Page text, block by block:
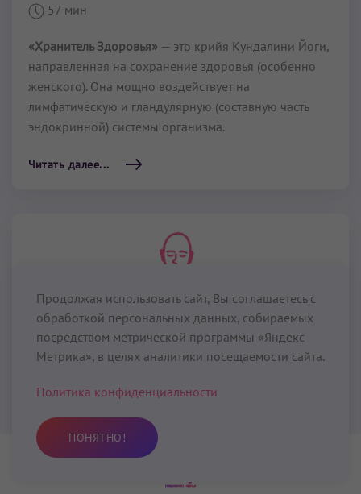
57 мин
«Хранитель Здоровья» — это крийя Кундалини Йоги,
направленная на сохранение здоровья (особенно
женского). Она мощно воздействует на
лимфатическую и гландулярную (составную часть
эндокринной) системы организма.
Читать далее...
По подписке Крийи для нижнего треугольника
Крийя для инстинктивного Я
Продолжая использовать сайт, Вы соглашаетесь с
обработкой персональных данных, собираемых
посредством метрической программы «Яндекс
Метрика», в целях аналитики посещаемости сайта.
Политика конфиденциальности
ПОНЯТНО!